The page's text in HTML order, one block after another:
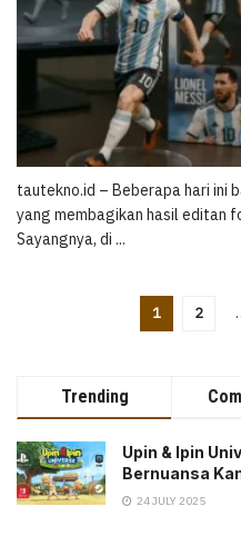
tautekno.id – Beberapa hari ini
yang membagikan hasil editan
Sayangnya, di ...
1 2
Trending
Upin & Ipin
Bernuansa
24 JULY 2025